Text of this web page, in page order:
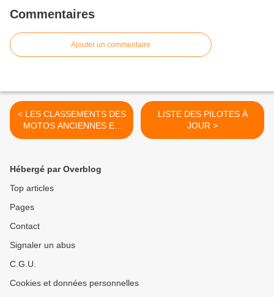
Commentaires
Ajouter un commentaire
< LES CLASSEMENTS DES
MOTOS ANCIENNES ET
DU CHAMPIONNAT DE
LISTE DES PILOTES À
JOUR >
Hébergé par Overblog
Top articles
Pages
Contact
Signaler un abus
C.G.U.
Cookies et données personnelles